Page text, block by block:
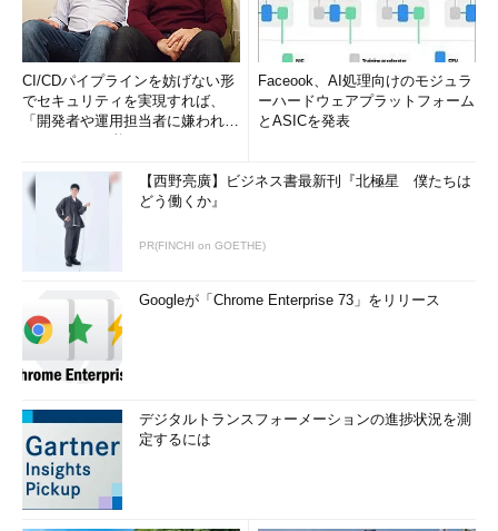
CI/CDパイプラインを妨げない形
でセキュリティを実現すれば、
「開発者や運用担当者に嫌われな
Faceook、AI処理向けのモジュラ
ーハードウェアプラットフォーム
とASICを発表
【西野亮廣】ビジネス書最新刊『北極星 僕たちは
どう働くか』
PR(FINCHI on GOETHE)
Googleが「Chrome Enterprise 73」をリリース
デジタルトランスフォーメーションの進捗状況を測
定するには